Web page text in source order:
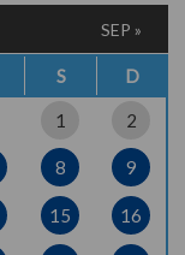
S D
1 2
8 9
15 16
SEP »